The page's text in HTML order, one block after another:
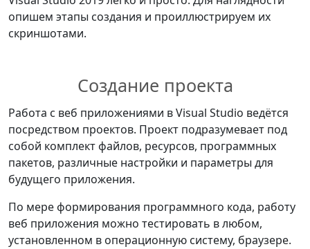
опишем этапы создания и проиллюстрируем их
скриншотами.
Создание проекта
Работа с веб приложениями в Visual Studio ведётся
посредством проектов. Проект подразумевает под
собой комплект файлов, ресурсов, программных
пакетов, различные настройки и параметры для
будущего приложения.
По мере формирования программного кода, работу
веб приложения можно тестировать в любом,
установленном в операционную систему, браузере.